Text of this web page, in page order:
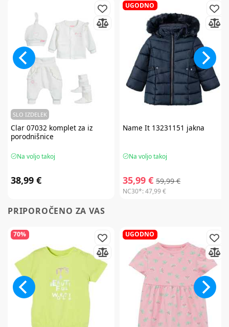
SLO IZDELEK
Clar07032 komplet za iz
porodnišnice
Na voljo takoj
38,99 €
UGODNO
Name It13231151 jakna
Na voljo takoj
35,99 € 59,99 €
NC30*:47,99 €
PRIPOROČENO ZA VAS
70% UGODNO